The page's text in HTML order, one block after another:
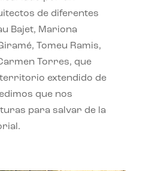
de diferentes
Bajet, Mariona
Tomeu Ramis,
Torres, que
extendido de
que nos
para salvar de la